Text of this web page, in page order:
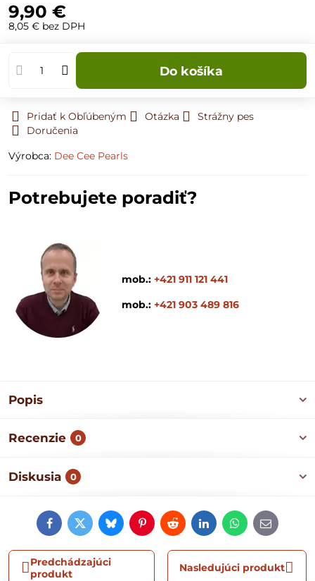
9,90 €
8,05 € bez DPH
Do košíka
Pridať k Obľúbeným Otázka
Strážny pes
Doručenia
Výrobca: Dee Cee Pearls
Potrebujete poradiť?
mob.: +421 911 121 441
mob.: +421 903 489 816
Popis
Recenzie 0
Diskusia 0
FacebookTwitterBlueskyPinterestRedditLinkedInWhatsApp
E-
mail
Predchádzajúci
produkt
Nasledujúci produkt